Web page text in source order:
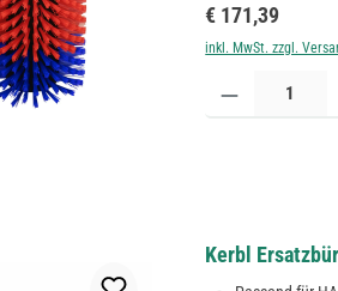
Regulärer Preis:
€ 171,39
inkl. MwSt. zzgl.
Produkt Anzahl:
Kerbl